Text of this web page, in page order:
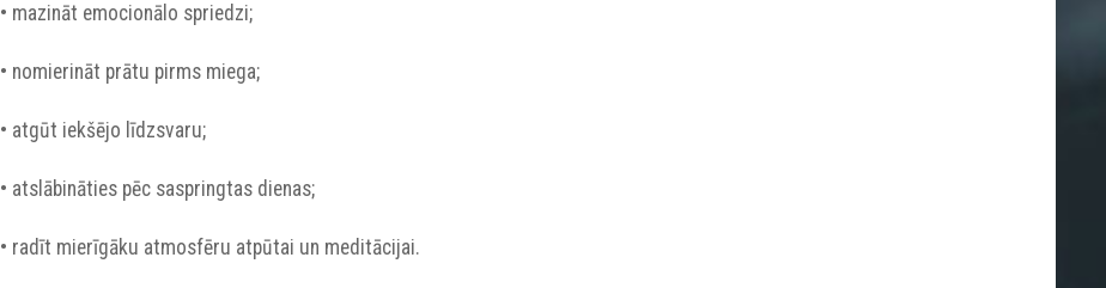
• mazināt emocionālo spriedzi;
• nomierināt prātu pirms miega;
• atgūt iekšējo līdzsvaru;
• atslābināties pēc saspringtas dienas;
• radīt mierīgāku atmosfēru atpūtai un meditācijai.